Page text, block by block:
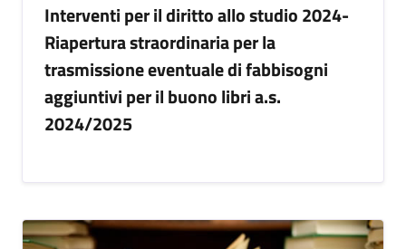
Interventi per il diritto allo studio 2024-
Riapertura straordinaria per la
trasmissione eventuale di fabbisogni
aggiuntivi per il buono libri a.s.
2024/2025